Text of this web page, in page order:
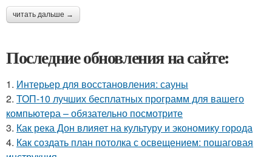
читать дальше →
Последние обновления на сайте:
1. Интерьер для восстановления: сауны
2. ТОП-10 лучших бесплатных программ для вашего
компьютера – обязательно посмотрите
3. Как река Дон влияет на культуру и экономику города
4. Как создать план потолка с освещением: пошаговая